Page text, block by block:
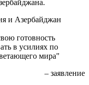
и Азербайджан
готовность
в усилиях по
мира"
– заявление